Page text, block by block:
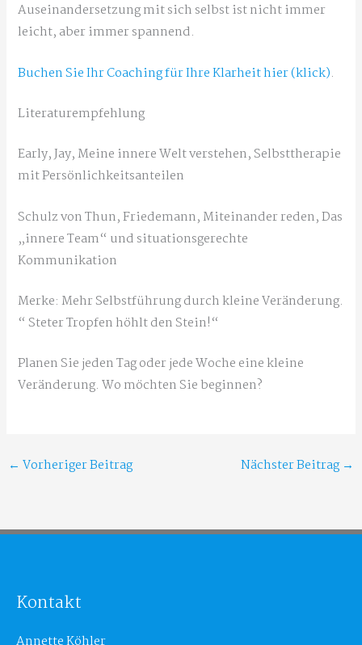
Auseinandersetzung mit sich selbst ist nicht immer
leicht, aber immer spannend.
Buchen SieIhrCoaching für Ihre Klarheit hier (klick).
Literaturempfehlung
Early, Jay, Meine innere Welt verstehen, Selbsttherapie
mit Persönlichkeitsanteilen
Schulz von Thun, Friedemann, Miteinander reden, Das
„innere Team“ und situationsgerechte
Kommunikation
Merke: Mehr Selbstführung durch kleine Veränderung.
“ Steter Tropfen höhlt den Stein!“
Planen Sie jeden Tag oder jede Woche eine kleine
Veränderung. Wo möchten Sie beginnen?
← Vorheriger Beitrag Nächster Beitrag →
Kontakt